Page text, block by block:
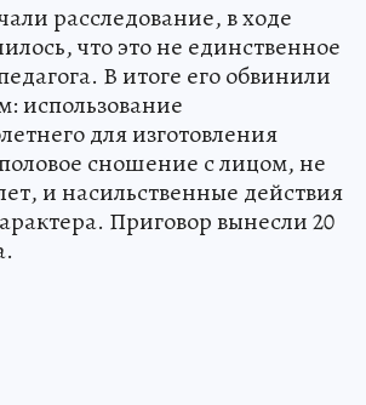
расследование, в ходе
что это не единственное
В итоге его обвинили
использование
для изготовления
сношение с лицом, не
и насильственные действия
Приговор вынесли 20